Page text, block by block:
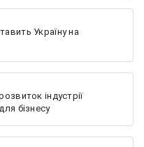
Україну на
індустрії
бізнесу